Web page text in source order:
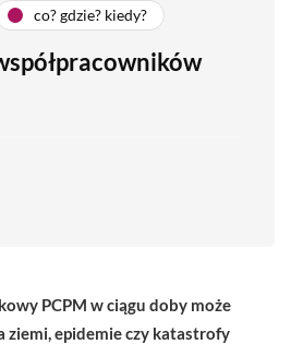
co? gdzie? kiedy?
PCPM w ciągu doby może
ziemi, epidemie czy katastrofy